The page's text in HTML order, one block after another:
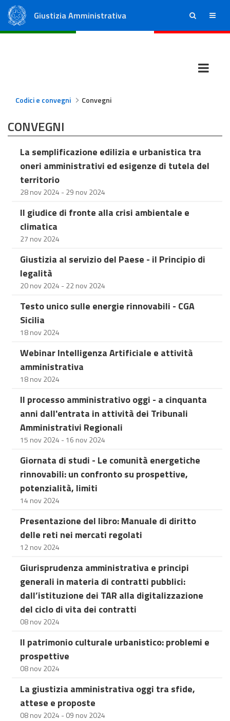
Giustizia Amministrativa ricerca menu
Codici e convegni Convegni
CONVEGNI
La semplificazione edilizia e urbanistica tra
oneri amministrativi ed esigenze di tutela del
territorio
28 nov 2024 - 29 nov 2024
Il giudice di fronte alla crisi ambientale e
climatica
27 nov 2024
Giustizia al servizio del Paese - il Principio di
legalità
20 nov 2024 - 22 nov 2024
Testo unico sulle energie rinnovabili - CGA
Sicilia
18 nov 2024
Webinar Intelligenza Artificiale e attività
amministrativa
18 nov 2024
Il processo amministrativo oggi - a cinquanta
anni dall'entrata in attività dei Tribunali
Amministrativi Regionali
15 nov 2024 - 16 nov 2024
Giornata di studi - Le comunità energetiche
rinnovabili: un confronto su prospettive,
potenzialità, limiti
14 nov 2024
Presentazione del libro: Manuale di diritto
delle reti nei mercati regolati
12 nov 2024
Giurisprudenza amministrativa e principi
generali in materia di contratti pubblici:
dall’istituzione dei TAR alla digitalizzazione
del ciclo di vita dei contratti
08 nov 2024
Il patrimonio culturale urbanistico: problemi e
prospettive
08 nov 2024
La giustizia amministrativa oggi tra sfide,
attese e proposte
08 nov 2024 - 09 nov 2024